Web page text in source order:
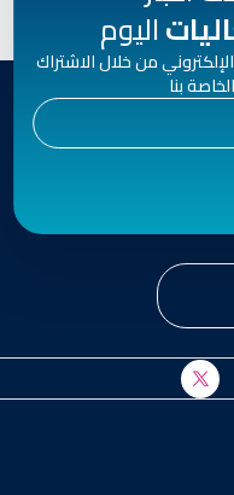
اليوم
من خلال الاشتراك
بنا